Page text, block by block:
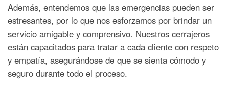
Además, entendemos que las emergencias pueden ser
estresantes, por lo que nos esforzamos por brindar un
servicio amigable y comprensivo. Nuestros cerrajeros
están capacitados para tratar a cada cliente con respeto
y empatía, asegurándose de que se sienta cómodo y
seguro durante todo el proceso.